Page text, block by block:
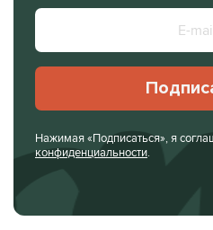
Нажимая «Подписаться», я
конфиденциальности.